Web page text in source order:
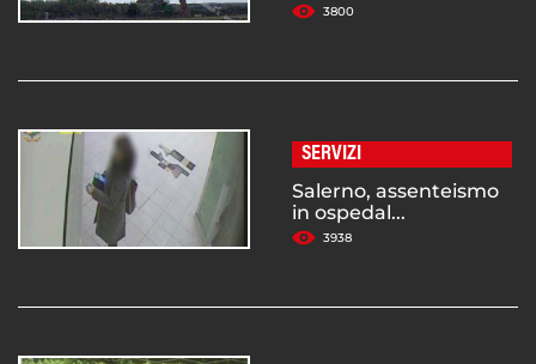
3800
SERVIZI
Salerno, assenteismo
in ospedal...
3938